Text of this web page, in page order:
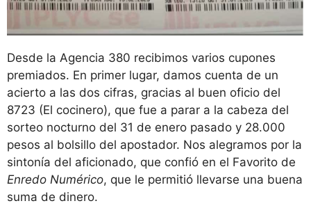
Desde la Agencia 380 recibimos varios cupones
premiados. En primer lugar, damos cuenta de un
acierto a las dos cifras, gracias al buen oficio del
8723 (El cocinero), que fue a parar a la cabeza del
sorteo nocturno del 31 de enero pasado y 28.000
pesos al bolsillo del apostador. Nos alegramos por la
sintonía del aficionado, que confió en el Favorito de
Enredo Numérico, que le permitió llevarse una buena
suma de dinero.